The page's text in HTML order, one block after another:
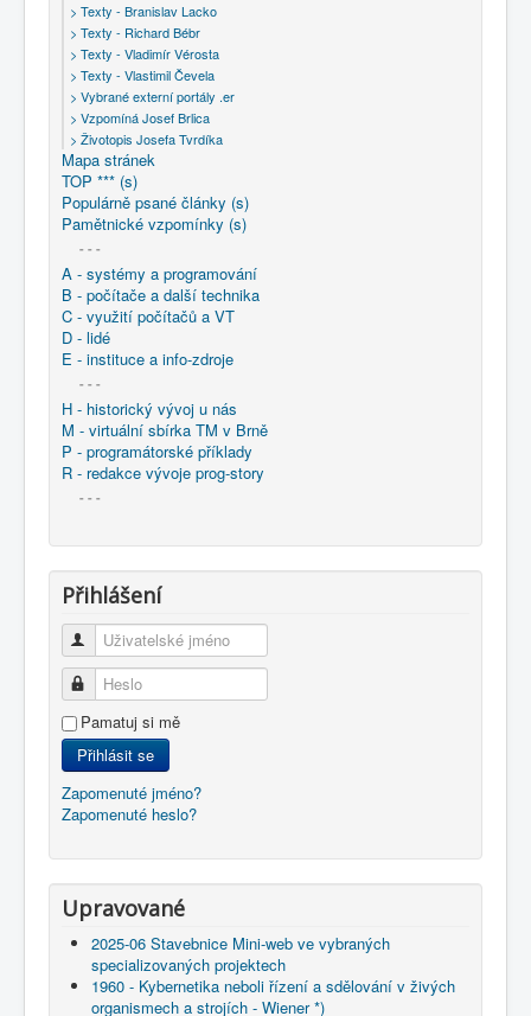
> Texty - Branislav Lacko
> Texty - Richard Bébr
> Texty - Vladimír Vérosta
> Texty - Vlastimil Čevela
> Vybrané externí portály .er
> Vzpomíná Josef Brlica
> Životopis Josefa Tvrdíka
Mapa stránek
TOP *** (s)
Populárně psané články (s)
Pamětnické vzpomínky (s)
- - -
A - systémy a programování
B - počítače a další technika
C - využití počítačů a VT
D - lidé
E - instituce a info-zdroje
- - -
H - historický vývoj u nás
M - virtuální sbírka TM v Brně
P - programátorské příklady
R - redakce vývoje prog-story
- - -
Přihlášení
Uživatelské jméno
Heslo
Pamatuj si mě
Přihlásit se
Zapomenuté jméno?
Zapomenuté heslo?
Upravované
2025-06 Stavebnice Mini-web ve vybraných
specializovaných projektech
1960 - Kybernetika neboli řízení a sdělování v živých
organismech a strojích - Wiener *)